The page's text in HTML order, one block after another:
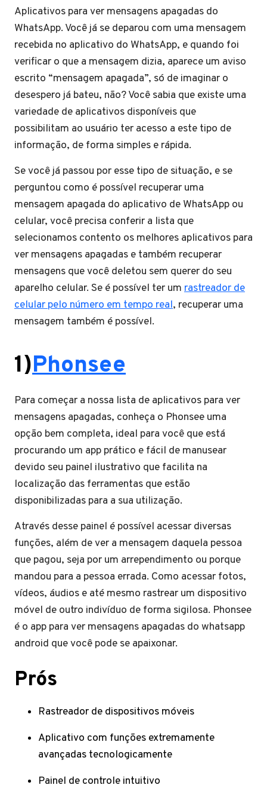
Aplicativos para ver mensagens apagadas do
WhatsApp. Você já se deparou com uma mensagem
recebida no aplicativo do WhatsApp, e quando foi
verificar o que a mensagem dizia, aparece um aviso
escrito “mensagem apagada”, só de imaginar o
desespero já bateu, não? Você sabia que existe uma
variedade de aplicativos disponíveis que
possibilitam ao usuário ter acesso a este tipo de
informação, de forma simples e rápida.
Se você já passou por esse tipo de situação, e se
perguntou como é possível recuperar uma
mensagem apagada do aplicativo de WhatsApp ou
celular, você precisa conferir a lista que
selecionamos contento os melhores aplicativos para
ver mensagens apagadas e também recuperar
mensagens que você deletou sem querer do seu
aparelho celular. Se é possível ter um rastreador de
celular pelo número em tempo real, recuperar uma
mensagem também é possível.
1)Phonsee
Para começar a nossa lista de aplicativos para ver
mensagens apagadas, conheça o Phonsee uma
opção bem completa, ideal para você que está
procurando um app prático e fácil de manusear
devido seu painel ilustrativo que facilita na
localização das ferramentas que estão
disponibilizadas para a sua utilização.
Através desse painel é possível acessar diversas
funções, além de ver a mensagem daquela pessoa
que pagou, seja por um arrependimento ou porque
mandou para a pessoa errada. Como acessar fotos,
vídeos, áudios e até mesmo rastrear um dispositivo
móvel de outro indivíduo de forma sigilosa. Phonsee
é o app para ver mensagens apagadas do whatsapp
android que você pode se apaixonar.
Prós
Rastreador de dispositivos móveis
Aplicativo com funções extremamente
avançadas tecnologicamente
Painel de controle intuitivo